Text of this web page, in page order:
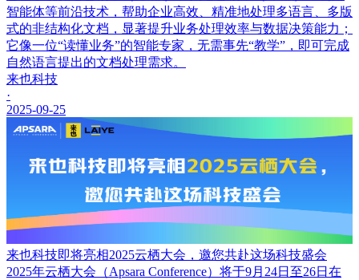
智能体等前沿技术，帮助企业高效、精准地处理多语言、多版
式的非结构化文档，显著提升业务处理效率与数据决策能力；
它像一位“读懂业务”的智能专家，无需事先“教学”，即可完成
自然语言提出的文档处理需求。
来也科技
·
2025-09-25
来也科技即将亮相2025云栖大会，邀您共赴这场科技盛会
2025年云栖大会（Apsara Conference）将于9月24日至26日在